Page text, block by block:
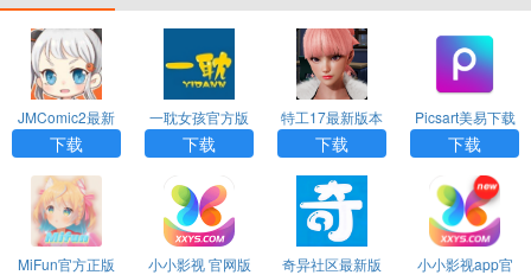
JMComic2最新
安装包
下载
一耽女孩官方版
下载漫画安装
下载
特工17最新版本
24.8下载
下载
Picsart美易下载
正版免费中文版
下载
MiFun官方正版
小小影视 官网版
奇异社区最新版
小小影视app官